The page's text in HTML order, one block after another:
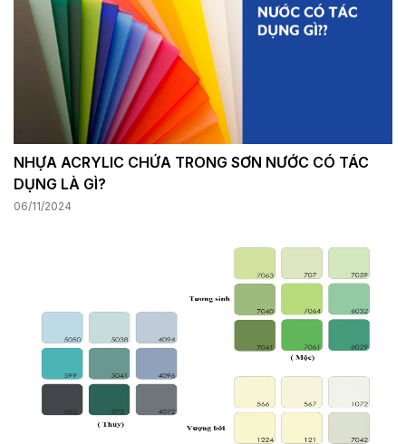
NHỰA ACRYLIC CHỨA TRONG SƠN NƯỚC CÓ TÁC
DỤNG LÀ GÌ?
06/11/2024